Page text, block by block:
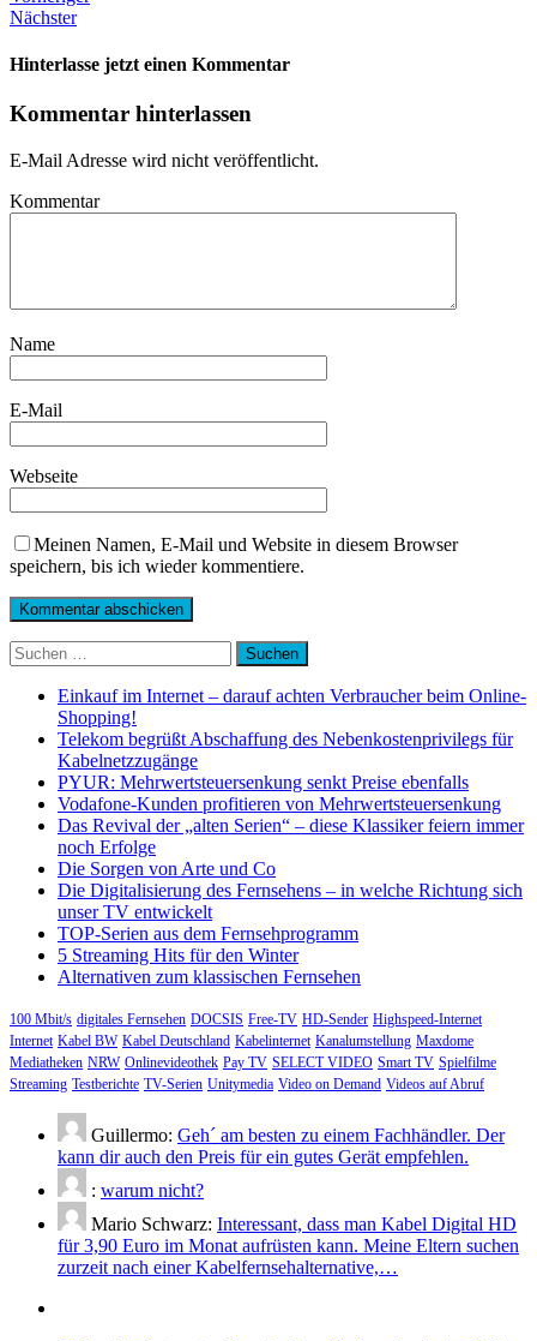
Nächster
Hinterlasse jetzt einen Kommentar
Kommentar hinterlassen
E-Mail Adresse wird nicht veröffentlicht.
Kommentar
Name
E-Mail
Webseite
Meinen Namen, E-Mail und Website in diesem Browser
speichern, bis ich wieder kommentiere.
Suchen
nach:
Einkauf im Internet – darauf achten Verbraucher beim Online-
Shopping!
Telekom begrüßt Abschaffung des Nebenkostenprivilegs für
Kabelnetzzugänge
PYUR: Mehrwertsteuersenkung senkt Preise ebenfalls
Vodafone-Kunden profitieren von Mehrwertsteuersenkung
Das Revival der „alten Serien“ – diese Klassiker feiern immer
noch Erfolge
Die Sorgen von Arte und Co
Die Digitalisierung des Fernsehens – in welche Richtung sich
unser TV entwickelt
TOP-Serien aus dem Fernsehprogramm
5 Streaming Hits für den Winter
Alternativen zum klassischen Fernsehen
100 Mbit/s digitales Fernsehen DOCSIS Free-TV HD-Sender Highspeed-Internet
Internet Kabel BW Kabel Deutschland Kabelinternet Kanalumstellung Maxdome
Mediatheken NRW Onlinevideothek Pay TV SELECT VIDEO Smart TV Spielfilme
Streaming Testberichte TV-Serien Unitymedia Video on Demand Videos auf Abruf
Guillermo: Geh´ am besten zu einem Fachhändler. Der
kann dir auch den Preis für ein gutes Gerät empfehlen.
: warum nicht?
Mario Schwarz: Interessant, dass man Kabel Digital HD
für 3,90 Euro im Monat aufrüsten kann. Meine Eltern suchen
zurzeit nach einer Kabelfernsehalternative,…